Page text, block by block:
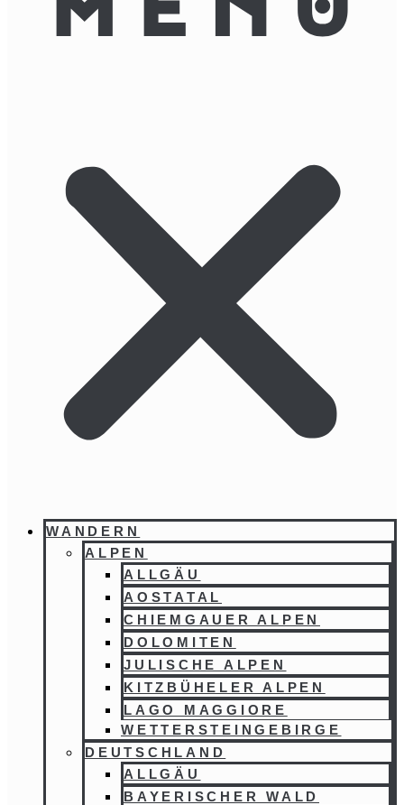
WANDERN
ALPEN
ALLGÄU
AOSTATAL
CHIEMGAUER ALPEN
DOLOMITEN
JULISCHE ALPEN
KITZBÜHELER ALPEN
LAGO MAGGIORE
WETTERSTEINGEBIRGE
DEUTSCHLAND
ALLGÄU
BAYERISCHER WALD